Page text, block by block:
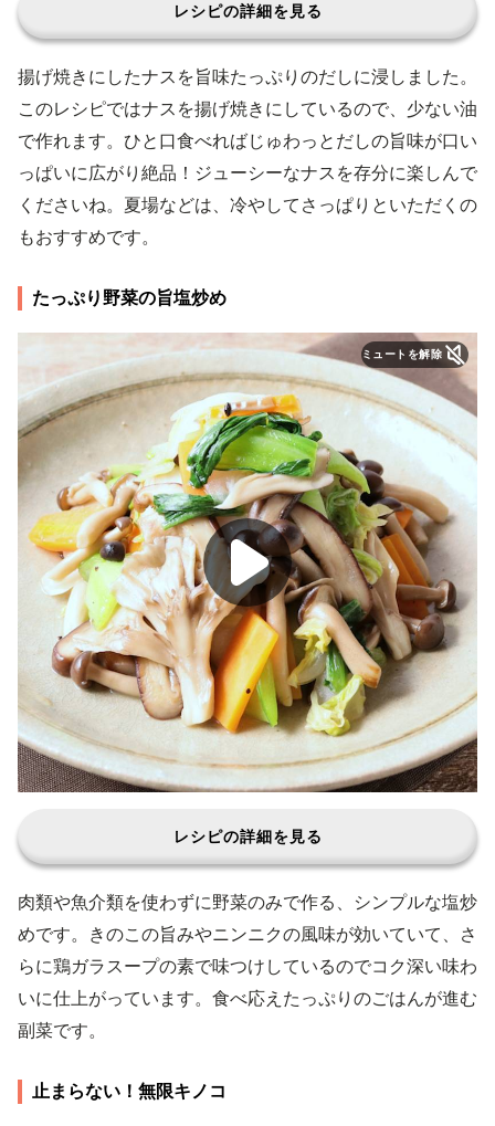
レシピの詳細を見る
揚げ焼きにしたナスを旨味たっぷりのだしに浸しました。
このレシピではナスを揚げ焼きにしているので、少ない油
で作れます。ひと口食べればじゅわっとだしの旨味が口い
っぱいに広がり絶品！ジューシーなナスを存分に楽しんで
くださいね。夏場などは、冷やしてさっぱりといただくの
もおすすめです。
たっぷり野菜の旨塩炒め
ミュートを解除
レシピの詳細を見る
肉類や魚介類を使わずに野菜のみで作る、シンプルな塩炒
めです。きのこの旨みやニンニクの風味が効いていて、さ
らに鶏ガラスープの素で味つけしているのでコク深い味わ
いに仕上がっています。食べ応えたっぷりのごはんが進む
副菜です。
止まらない！無限キノコ